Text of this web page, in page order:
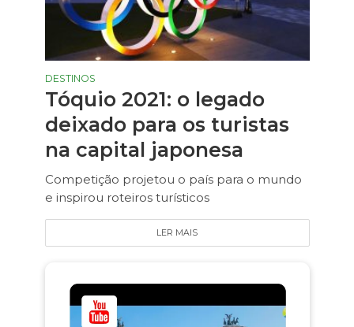
DESTINOS
Tóquio 2021: o legado
deixado para os turistas
na capital japonesa
Competição projetou o país para o mundo
e inspirou roteiros turísticos
LER MAIS